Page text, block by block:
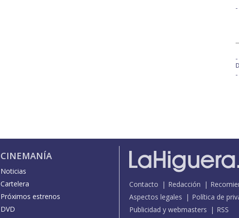
CINEMANÍA
Noticias
Cartelera
Próximos estrenos
DVD
Contacto Redacción
Aspectos legales
Política de
Publicidad y webmasters
RSS